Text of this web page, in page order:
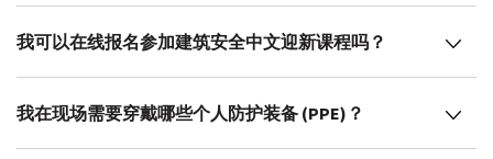
我可以在线报名参加建筑安全中文迎新课程吗？
我在现场需要穿戴哪些个人防护装备 (PPE)？